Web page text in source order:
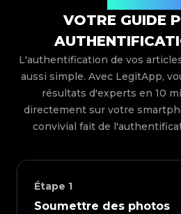
VOTRE GUIDE
L'authentification de vos
aussi simple. Avec LegitApp,
résultats d'experts en 10
directement sur votre
convivial fait de
Étape 1
Soumettre des photos